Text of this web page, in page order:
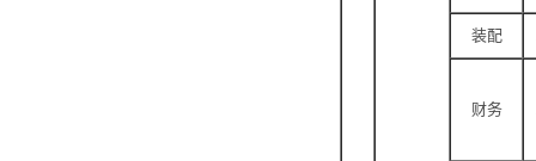
装配
财务